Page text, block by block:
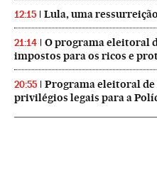
12:15 Lula, uma ressurreição
21:14
O programa eleitoral
impostos para os ricos e
20:55
Programa eleitoral
privilégios legais para a